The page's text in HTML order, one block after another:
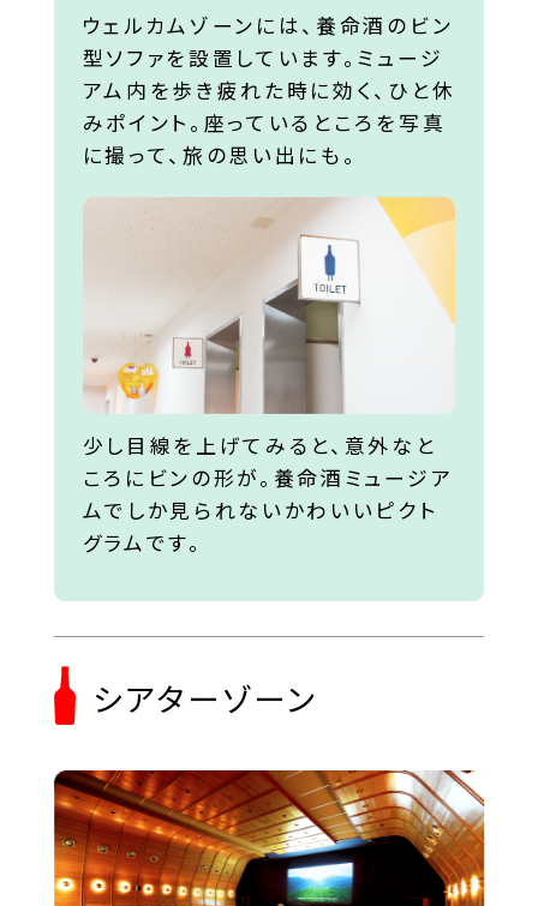
ウェルカムゾーンには、養命酒のビン
型ソファを設置しています。ミュージ
アム内を歩き疲れた時に効く、ひと休
みポイント。座っているところを写真
に撮って、旅の思い出にも。
少し目線を上げてみると、意外なと
ころにビンの形が。養命酒ミュージア
ムでしか見られないかわいいピクト
グラムです。
シアターゾーン